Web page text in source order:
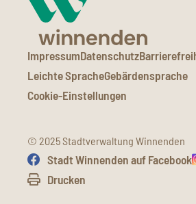
ImpressumDatenschutz
Leichte SpracheGebärdensprache
Cookie-Einstellungen
© 2025 Stadtverwaltung Winnenden
Stadt Winnenden auf Facebook
Drucken